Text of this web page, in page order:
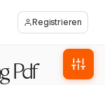
Registrieren
Pdf